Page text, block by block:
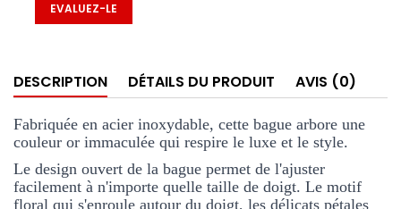
EVALUEZ-LE
DESCRIPTION DÉTAILS DU PRODUIT AVIS (0)
Fabriquée en acier inoxydable, cette bague arbore une
couleur or immaculée qui respire le luxe et le style.
Le design ouvert de la bague permet de l'ajuster
facilement à n'importe quelle taille de doigt. Le motif
floral qui s'enroule autour du doigt, les délicats pétales